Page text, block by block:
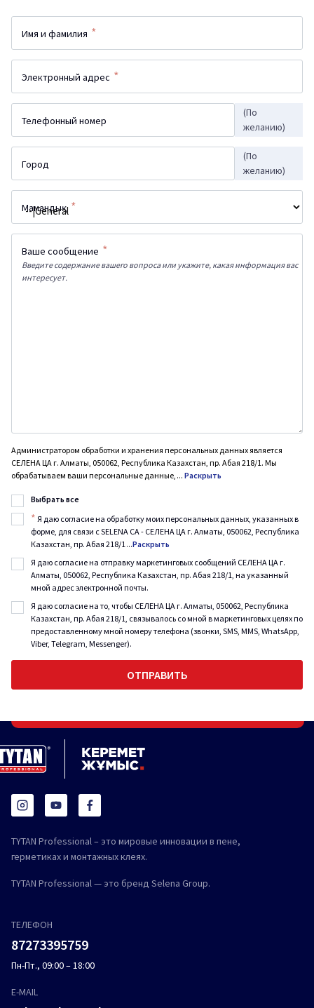
Имя и фамилия *
Электронный адрес *
Телефонный номер
(По
желанию)
Город
(По
желанию)
Мамандық *
Ваше сообщение *
Введите содержание вашего вопроса или укажите, какая информация вас
интересует.
Администратором обработки и хранения персональных данных является
СЕЛЕНА ЦА г. Алматы, 050062, Республика Казахстан, пр. Абая 218/1. Мы
обрабатываем ваши персональные данные, ... Раскрыть
Выбрать все
* Я даю согласие на обработку моих персональных данных, указанных в
форме, для связи с SELENA CA - СЕЛЕНА ЦА г. Алматы, 050062, Республика
Казахстан, пр. Абая 218/1...Раскрыть
Я даю согласие на отправку маркетинговых сообщений СЕЛЕНА ЦА г.
Алматы, 050062, Республика Казахстан, пр. Абая 218/1, на указанный
мной адрес электронной почты.
Я даю согласие на то, чтобы СЕЛЕНА ЦА г. Алматы, 050062, Республика
Казахстан, пр. Абая 218/1, связывалось со мной в маркетинговых целях по
предоставленному мной номеру телефона (звонки, SMS, MMS, WhatsApp,
Viber, Telegram, Messenger).
TYTAN Professional – это мировые инновации в пене,
герметиках и монтажных клеях.
TYTAN Professional — это бренд Selena Group.
ТЕЛЕФОН
87273395759
Пн-Пт., 09:00 – 18:00
E-MAIL